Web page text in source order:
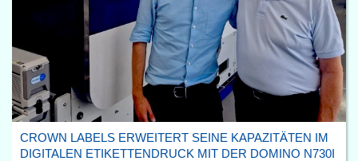
CROWN LABELS ERWEITERT SEINE KAPAZITÄTEN IM
DIGITALEN ETIKETTENDRUCK MIT DER DOMINO N730I